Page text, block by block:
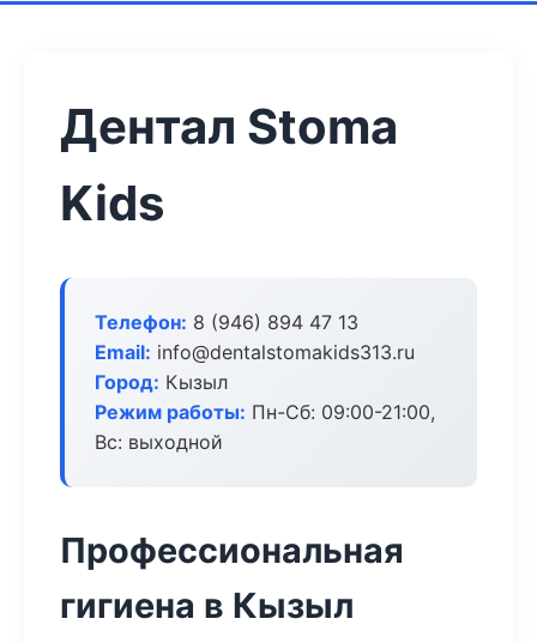
Дентал Stoma
Kids
Телефон: 8 (946) 894 47 13
Email: info@dentalstomakids313.ru
Город: Кызыл
Режим работы: Пн-Сб: 09:00-21:00,
Вс: выходной
Профессиональная
гигиена в Кызыл